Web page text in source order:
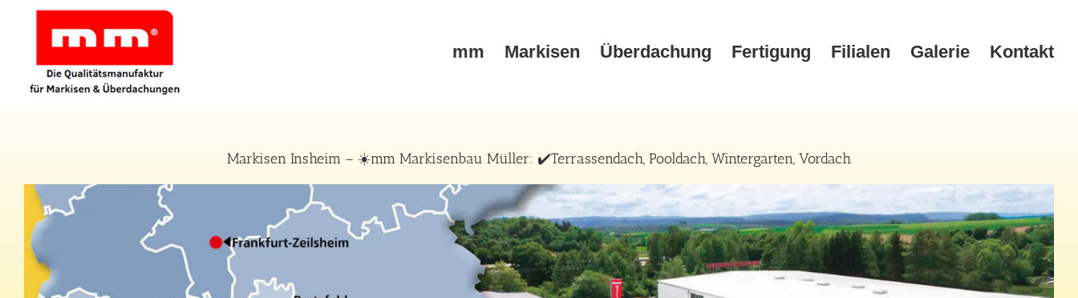
mm Markisen Überdachung Fertigung Filialen Galerie Kontakt
Markisen Insheim – ☀️mm Markisenbau Müller: ✔️Terrassendach, Pooldach, Wintergarten, Vordach